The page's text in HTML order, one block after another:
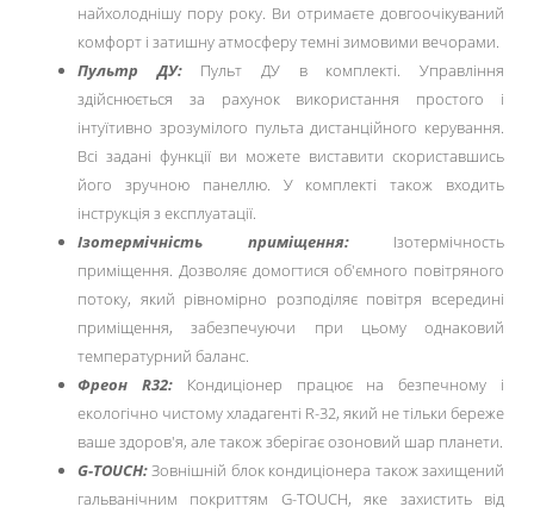
найхолоднішу пору року. Ви отримаєте довгоочікуваний
комфорт і затишну атмосферу темні зимовими вечорами.
Пультр ДУ:Пульт ДУ в комплекті. Управління
здійснюється за рахунок використання простого і
інтуїтивно зрозумілого пульта дистанційного керування.
Всі задані функції ви можете виставити скориставшись
його зручною панеллю. У комплекті також входить
інструкція з експлуатації.
Ізотермічність приміщення:Ізотермічность
приміщення. Дозволяє домогтися об'ємного повітряного
потоку, який рівномірно розподіляє повітря всередині
приміщення, забезпечуючи при цьому однаковий
температурний баланс.
Фреон R32:Кондиціонер працює на безпечному і
екологічно чистому хладагенті R-32, який не тільки береже
ваше здоров'я, але також зберігає озоновий шар планети.
G-TOUCH: Зовнішній блок кондиціонера також захищений
гальванічним покриттям G-TOUCH, яке захистить від